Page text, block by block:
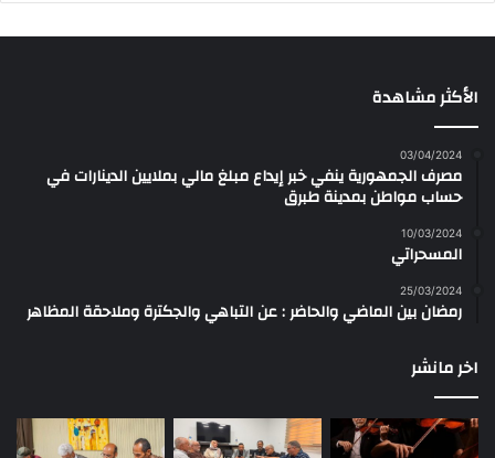
الأكثر مشاهدة
03/04/2024
مصرف الجمهورية ينفي خبر إيداع مبلغ مالي بملايين الدينارات في
حساب مواطن بمدينة طبرق
10/03/2024
المسحراتي
25/03/2024
رمضان بين الماضي والحاضر : عن التباهي والجكترة وملاحقة المظاهر
اخر مانشر